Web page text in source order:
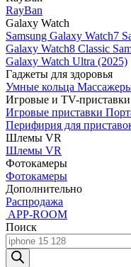
RayBan
Galaxy Watch
Samsung Galaxy Watch7
Galaxy Watch8 Classic
Galaxy Watch Ultra (2025)
Гаджеты для здоровья
Умные кольца
Игровые и TV-приставки
Игровые приставки
Перифирия для
Шлемы VR
Шлемы VR
Фотокамеры
Фотокамеры
Дополнительно
Распродажа
APP-ROOM
Поиск
Поиск
товаров